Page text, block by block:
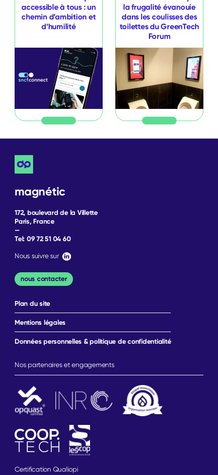
accessible à tous : un
chemin d’ambition et
d’humilité
la frugalité évanouie
dans les coulisses des
toilettes du GreenTech
Forum
magnétic
172, boulevard de la Villette
Paris, France
—
Tel: 09 72 51 04 60
Nous suivre sur
nous contacter
Plan du site
Mentions légales
Données personnelles & politique de confidentialité
Nos partenaires et engagements
Certification Qualiopi